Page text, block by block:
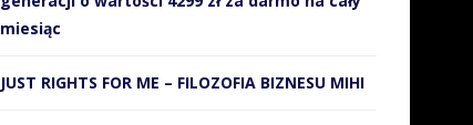
za pan brat z...
traktowani, ale…
miesiąc
JUST RIGHTS FOR ME – FILOZOFIA BIZNESU MIHI